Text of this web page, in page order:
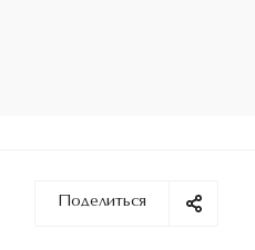
Поделиться